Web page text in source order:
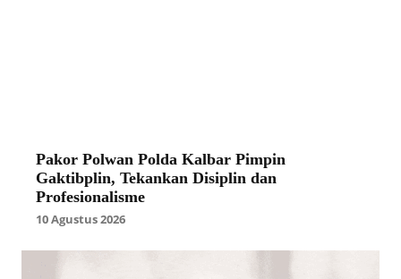
Pakor Polwan Polda Kalbar Pimpin
Gaktibplin, Tekankan Disiplin dan
Profesionalisme
10 Agustus 2026